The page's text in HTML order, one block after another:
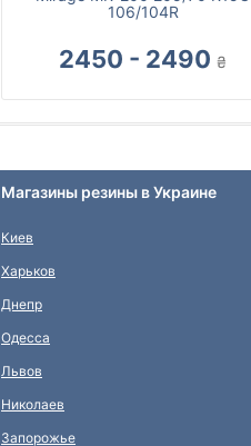
106/104R
2450 - 2490 ₴
Магазины резины в Украине
Киев
Харьков
Днепр
Одесса
Львов
Николаев
Запорожье